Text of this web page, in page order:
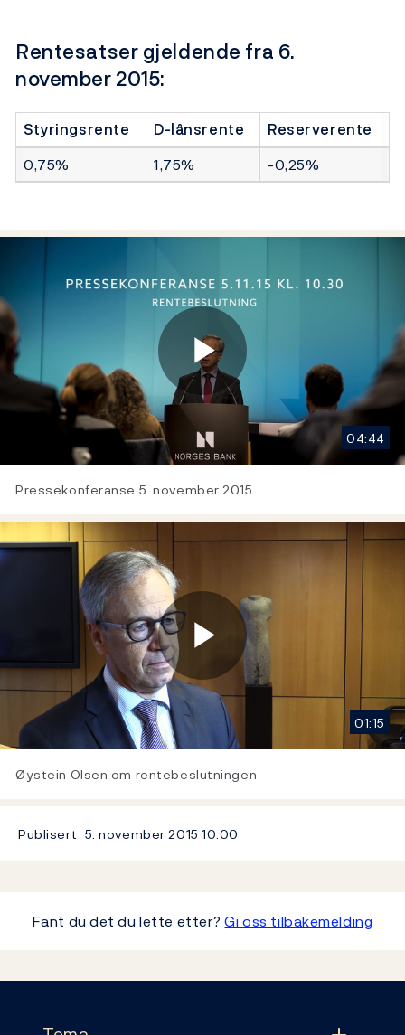
Rentesatser gjeldende fra 6.
november 2015:
Styringsrente D-lånsrente
Reserverente
0,75%
1,75% -0,25%
Play
Video
04:44
Pressekonferanse 5. november 2015
Play
Video
01:15
Øystein Olsen om rentebeslutningen
Publisert 5. november 201510:00
Fant du det du lette etter?Gi oss tilbakemelding